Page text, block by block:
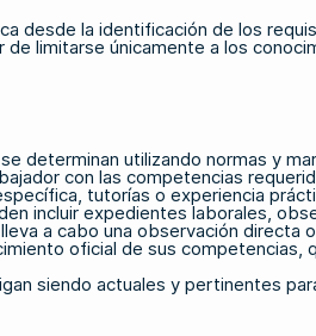
desde la identificación de los
limitarse únicamente a los
determinan utilizando normas y
con las competencias
tutorías o experiencia
incluir expedientes laborales,
a cabo una observación
oficial de sus
siendo actuales y pertinentes